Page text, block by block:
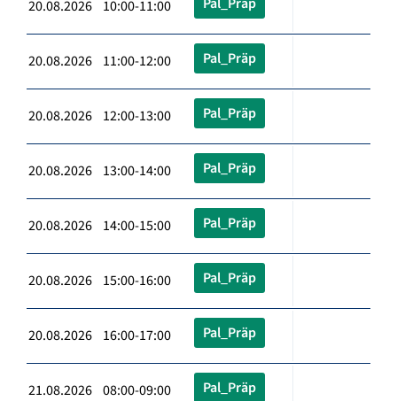
20.08.2026 10:00-11:00
20.08.2026 11:00-12:00 Pal_Präp
20.08.2026 12:00-13:00 Pal_Präp
20.08.2026 13:00-14:00 Pal_Präp
20.08.2026 14:00-15:00 Pal_Präp
20.08.2026 15:00-16:00 Pal_Präp
20.08.2026 16:00-17:00 Pal_Präp
21.08.2026 08:00-09:00 Pal_Präp